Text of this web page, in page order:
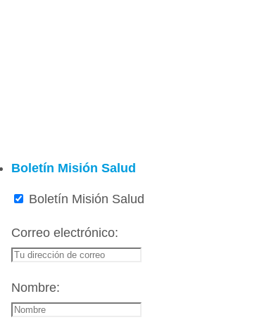
Boletín Misión Salud
Boletín Misión Salud
Correo electrónico:
Nombre: